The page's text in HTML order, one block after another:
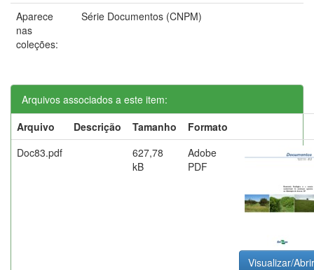
Aparece
nas
coleções:
Série Documentos (CNPM)
Arquivos associados a este item:
Arquivo
Descrição Tamanho
Formato
Doc83.pdf
627,78
kB
Adobe
PDF
Visualizar/Abrir